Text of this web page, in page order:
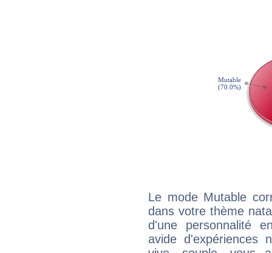
Le mode Mutable
dans votre thème
d'une personnalité
avide d'expériences